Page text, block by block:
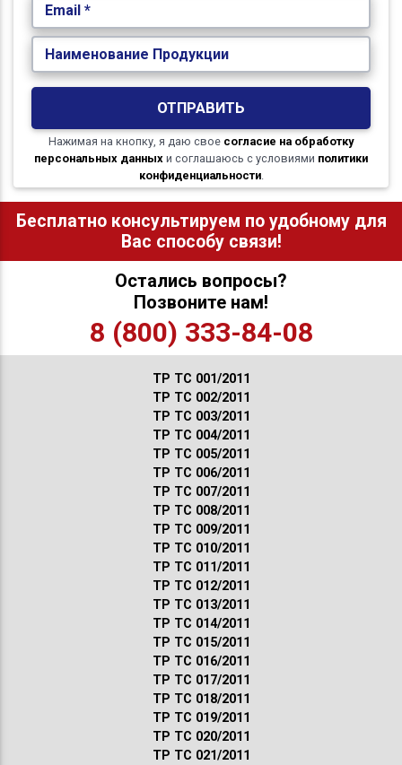
Email *
Наименование Продукции
ОТПРАВИТЬ
Нажимая на кнопку, я даю свое согласие на обработку
персональных данных и соглашаюсь с условиями политики
конфиденциальности.
Бесплатно консультируем по удобному для
Вас способу связи!
Остались вопросы?
Позвоните нам!
8 (800) 333-84-08
ТР ТС 001/2011
ТР ТС 002/2011
ТР ТС 003/2011
ТР ТС 004/2011
ТР ТС 005/2011
ТР ТС 006/2011
ТР ТС 007/2011
ТР ТС 008/2011
ТР ТС 009/2011
ТР ТС 010/2011
ТР ТС 011/2011
ТР ТС 012/2011
ТР ТС 013/2011
ТР ТС 014/2011
ТР ТС 015/2011
ТР ТС 016/2011
ТР ТС 017/2011
ТР ТС 018/2011
ТР ТС 019/2011
ТР ТС 020/2011
ТР ТС 021/2011